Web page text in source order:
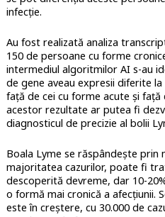
infecție.
Au fost realizată analiza
150 de persoane cu forme
intermediul algoritmilor AI s-au
de gene aveau expresii diferite
față de cei cu forme acute și față
acestor rezultate ar putea fi
diagnosticul de precizie al bolii
Boala Lyme se răspândește prin
majoritatea cazurilor, poate fi
descoperită devreme, dar 10-
o formă mai cronică a afecțiunii.
este în creștere, cu 30.000 de